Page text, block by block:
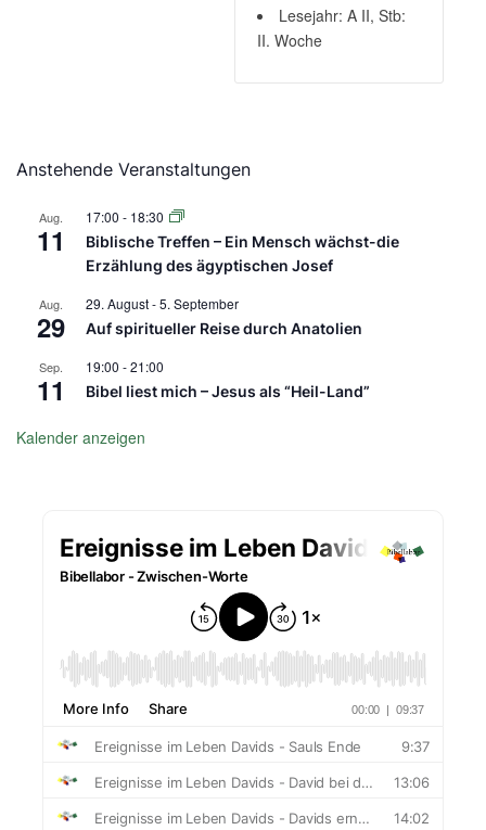
Lesejahr: A II, Stb:
II. Woche
Anstehende Veranstaltungen
Aug.
11
17:00 - 18:30
Biblische Treffen – Ein Mensch wächst-die
Erzählung des ägyptischen Josef
Aug.
29
29. August-5. September
Auf spiritueller Reise durch Anatolien
Sep.
11
19:00 -21:00
Bibel liest mich – Jesus als “Heil-Land”
Kalender anzeigen